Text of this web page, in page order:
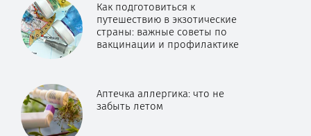
Как подготовиться к
путешествию в экзотические
страны: важные советы по
вакцинации и профилактике
Аптечка аллергика: что не
забыть летом